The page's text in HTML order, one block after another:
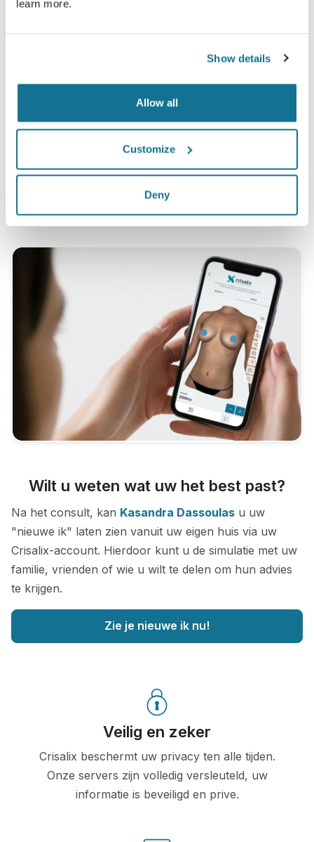
learn more.
Show details
Allow all
Customize
Deny
de Crisalix 3D simulatie te hebben gezien.*
borstvergroting in Zwitserland hadden ondergaan tussen mei
Wilt u weten wat uw het best past?
Na het consult, kan Kasandra Dassoulas u uw
"nieuwe ik" laten zien vanuit uw eigen huis via uw
Crisalix-account. Hierdoor kunt u de simulatie met uw
familie, vrienden of wie u wilt te delen om hun advies
te krijgen.
Zie je nieuwe ik nu!
Veilig en zeker
Crisalix beschermt uw privacy ten alle tijden.
Onze servers zijn volledig versleuteld, uw
informatie is beveiligd en prive.